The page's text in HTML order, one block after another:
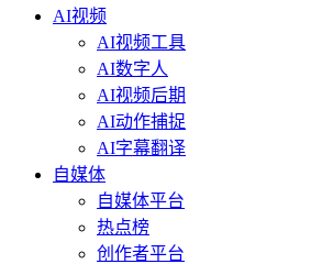
AI视频
AI视频工具
AI数字人
AI视频后期
AI动作捕捉
AI字幕翻译
自媒体
自媒体平台
热点榜
创作者平台